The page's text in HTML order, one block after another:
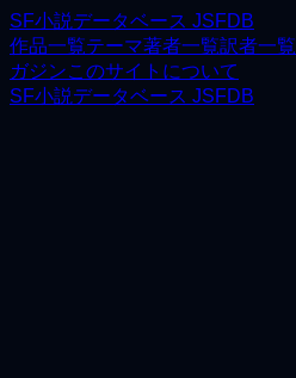
SF小説データベース JSFDB
作品一覧テーマ著者一覧訳者一覧
ガジンこのサイトについて
SF小説データベース JSFDB